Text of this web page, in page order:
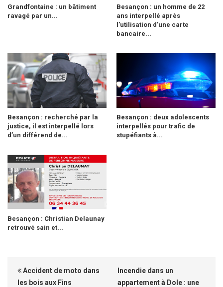
Grandfontaine : un bâtiment
ravagé par un...
Besançon : un homme de 22
ans interpellé après
l’utilisation d’une carte
bancaire...
Besançon : recherché par la
justice, il est interpellé lors
d’un différend de...
Besançon : deux adolescents
interpellés pour trafic de
stupéfiants à...
Besançon : Christian Delaunay
retrouvé sain et...
Accident de moto dans
les bois aux Fins
Incendie dans un
appartement à Dole : une